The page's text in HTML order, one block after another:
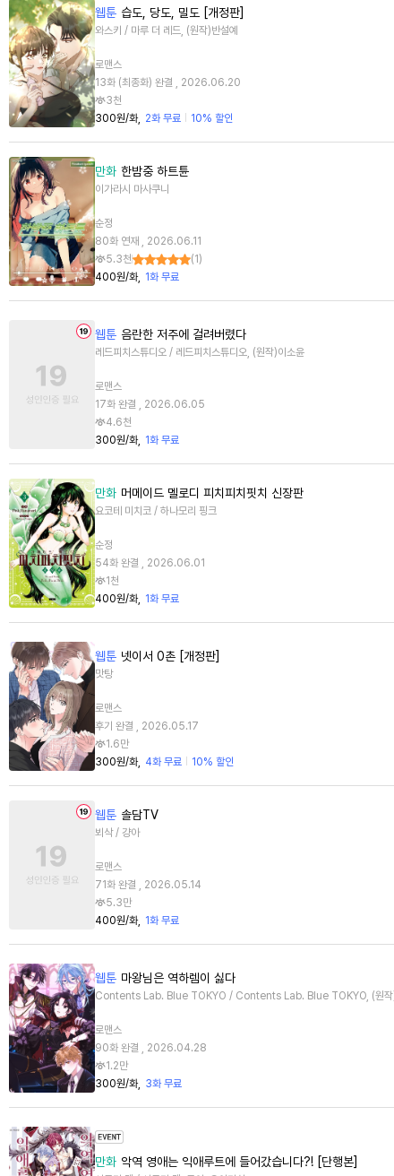
웹툰 습도, 당도, 밀도 [개정판]
와스키 / 마루 더 레드, (원작)반설예
로맨스
13화 (최종화) 완결 , 2026.06.20
3천
300원/화
2화 무료 10% 할인
만화 한밤중 하트튠
이가라시 마사쿠니
순정
80화 연재 , 2026.06.11
5.3천
(1 )
400원/화
1화 무료
웹툰 음란한 저주에 걸려버렸다
레드피치스튜디오 / 레드피치스튜디오, (원작)이소윤
로맨스
17화 완결 , 2026.06.05
4.6천
300원/화
1화 무료
만화 머메이드 멜로디 피치피치핏치 신장판
요코테 미치코 / 하나모리 핑크
순정
54화 완결 , 2026.06.01
1천
400원/화
1화 무료
웹툰 넷이서 0촌 [개정판]
맛탕
로맨스
후기 완결 , 2026.05.17
1.6만
300원/화
4화 무료 10% 할인
웹툰 솔담TV
뵈삭 / 걍아
로맨스
71화 완결 , 2026.05.14
5.3만
400원/화
1화 무료
웹툰 마왕님은 역하렘이 싫다
Contents Lab. Blue TOKYO / Contents Lab. Blue TOKYO, (원작
로맨스
90화 완결 , 2026.04.28
1.2만
300원/화
3화 무료
만화 악역 영애는 익애루트에 들어갔습니다?! [단행본]